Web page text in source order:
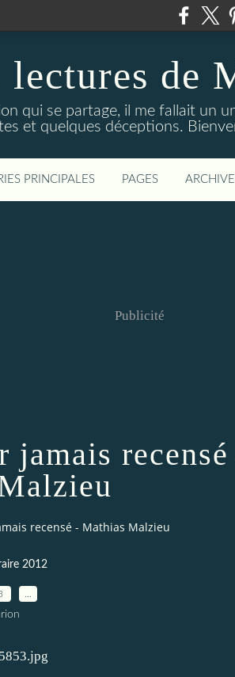
lectures de
qui se partage, il me fallait un
et quelques déceptions.
PRINCIPALES PAGES
Publicité
jamais recensé
recensé - Mathias Malzieu
2012